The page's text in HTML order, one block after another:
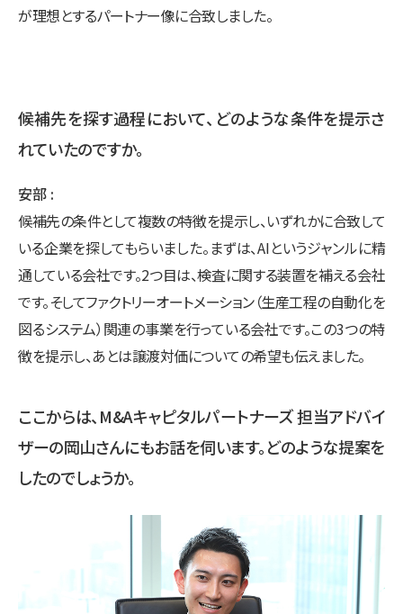
が理想とするパートナー像に合致しました。
候補先を探す過程において、どのような条件を提示さ
れていたのですか。
安部
候補先の条件として複数の特徴を提示し、いずれかに合致して
いる企業を探してもらいました。まずは、AIというジャンルに精
通している会社です。2つ目は、検査に関する装置を補える会社
です。そしてファクトリーオートメーション（生産工程の自動化を
図るシステム）関連の事業を行っている会社です。この3つの特
徴を提示し、あとは譲渡対価についての希望も伝えました。
ここからは、M&Aキャピタルパートナーズ 担当アドバイ
ザーの岡山さんにもお話を伺います。どのような提案を
したのでしょうか。